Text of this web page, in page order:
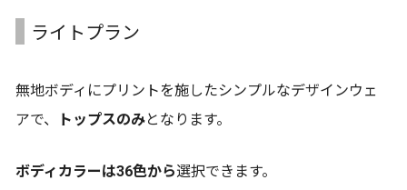
ライトプラン
無地ボディにプリントを施したシンプルなデザインウェ
アで、
トップスのみとなります。
ボディカラーは36色から選択できます。